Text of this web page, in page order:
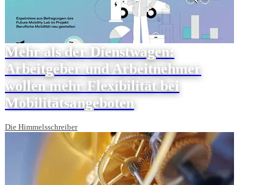
Mehr als der Dienstwagen:
Arbeitgeber und Arbeitnehmer
wollen mehr Flexibilität bei
Mobilitätsangeboten
Die Himmelsschreiber